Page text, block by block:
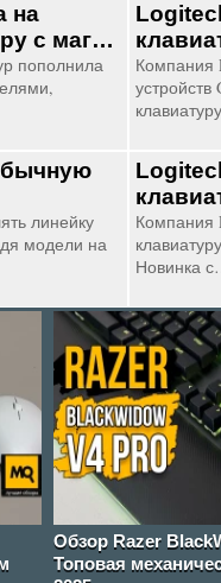
на
с маг…
пополнила
Компания
устройств
линейку
модели на
Компания
Новинка
Обзор Razer
Топовая